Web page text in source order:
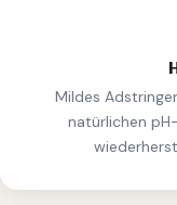
Mildes
natürlichen